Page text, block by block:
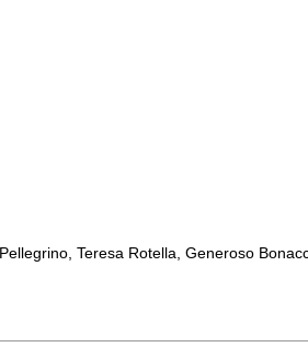
Teresa Rotella, Generoso